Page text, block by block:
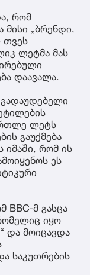
რომ
„ბრენდი,
თვეს
ლეტმა მას
დაავალა.
ლეტს
გაუქმება
იმაში, რომ ის
ეს
BBC-მ გასცა
იყო
და მოიცავდა
საკუთრების